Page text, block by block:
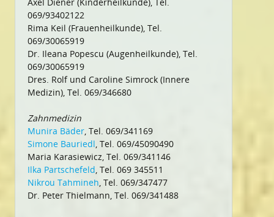
Axel Diener (Kinderheilkunde), Tel.
069/93402122
Rima Keil (Frauenheilkunde), Tel.
069/30065919
Dr. Ileana Popescu (Augenheilkunde), Tel.
069/30065919
Dres. Rolf und Caroline Simrock (Innere
Medizin), Tel. 069/346680
Zahnmedizin
Munira Bäder, Tel. 069/341169
Simone Bauriedl, Tel. 069/45090490
Maria Karasiewicz, Tel. 069/341146
Ilka Partschefeld, Tel. 069 345511
Nikrou Tahmineh, Tel. 069/347477
Dr. Peter Thielmann, Tel. 069/341488